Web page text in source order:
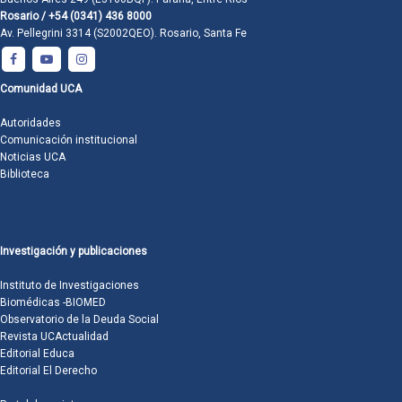
Rosario / +54 (0341) 436 8000
Av. Pellegrini 3314 (S2002QEO). Rosario, Santa Fe
Comunidad UCA
Autoridades
Comunicación institucional
Noticias UCA
Biblioteca
Investigación y publicaciones
Instituto de Investigaciones
Biomédicas -BIOMED
Observatorio de la Deuda Social
Revista UCActualidad
Editorial Educa
Editorial El Derecho